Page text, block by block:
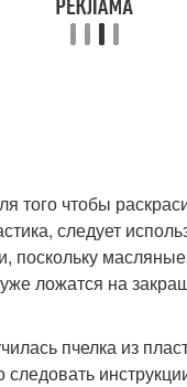
того чтобы
следует
поскольку
ложатся на
пчелка из
следовать